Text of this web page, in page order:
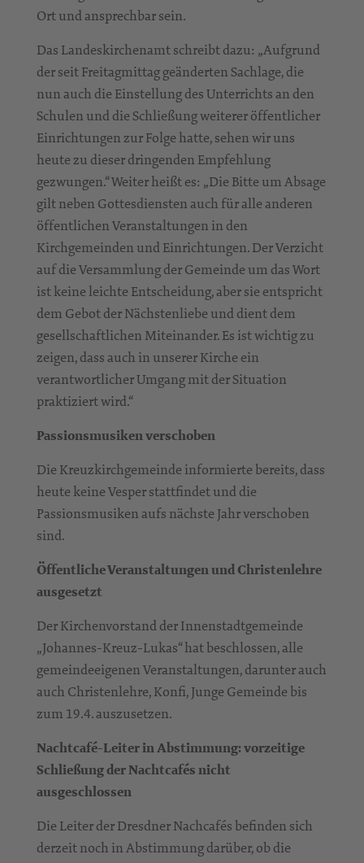
Ort und ansprechbar sein.
Das Landeskirchenamt schreibt dazu: „Aufgrund
der seit Freitagmittag geänderten Sachlage, die
nun auch die Einstellung des Unterrichts an den
Schulen und die Schließung weiterer öffentlicher
Einrichtungen zur Folge hatte, sehen wir uns
heute zu dieser dringenden Empfehlung
gezwungen.“ Weiter heißt es: „Die Bitte um Absage
gilt neben Gottesdiensten auch für alle anderen
öffentlichen Veranstaltungen in den
Kirchgemeinden und Einrichtungen. Der Verzicht
auf die Versammlung der Gemeinde um das Wort
ist keine leichte Entscheidung, aber sie entspricht
dem Gebot der Nächstenliebe und dient dem
gesellschaftlichen Miteinander. Es ist wichtig zu
zeigen, dass auch in unserer Kirche ein
verantwortlicher Umgang mit der Situation
praktiziert wird.“
Passionsmusiken verschoben
Die Kreuzkirchgemeinde informierte bereits, dass
heute keine Vesper stattfindet und die
Passionsmusiken aufs nächste Jahr verschoben
sind.
Öffentliche Veranstaltungen und Christenlehre
ausgesetzt
Der Kirchenvorstand der Innenstadtgemeinde
„Johannes-Kreuz-Lukas“ hat beschlossen, alle
gemeindeeigenen Veranstaltungen, darunter auch
auch Christenlehre, Konfi, Junge Gemeinde bis
zum 19.4. auszusetzen.
Nachtcafé-Leiter in Abstimmung: vorzeitige
Schließung der Nachtcafés nicht
ausgeschlossen
Die Leiter der Dresdner Nachcafés befinden sich
derzeit noch in Abstimmung darüber, ob die